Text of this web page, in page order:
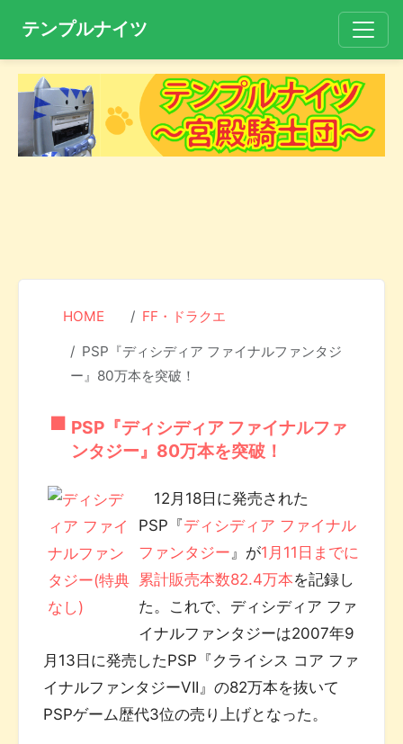
テンプルナイツ
HOME FF・ドラクエ
PSP『ディシディア ファイナルファンタジ
ー』80万本を突破！
PSP『ディシディア ファイナルファ
ンタジー』80万本を突破！
12月18日に発売された
PSP『ディシディア ファイナル
ファンタジー 』が1月11日までに
累計販売本数82.4万本を記録し
た。これで、ディシディア ファ
イナルファンタジーは2007年9
月13日に発売したPSP『クライシス コア ファ
イナルファンタジーVII』の82万本を抜いて
PSPゲーム歴代3位の売り上げとなった。